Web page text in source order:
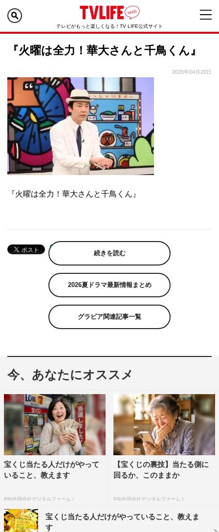
テレビがもっと楽しくなる！TV LIFE公式サイト
『火曜は全力！華大さんと千鳥くん』
2026年04月20日
『火曜は全力！華大さんと千鳥くん』
続きを読む
2026夏ドラマ最新情報まとめ
グラビア関連記事一覧
今、あなたにオススメ
宝くじ当たる人だけがやって
いること、教えます
PR(合同会社デジタルファーム )
【宝くじの裏技】当たる側に
回るか、このままか
PR(合同会社デジタルファーム )
宝くじ当たる人だけがやっていること、教えま
す